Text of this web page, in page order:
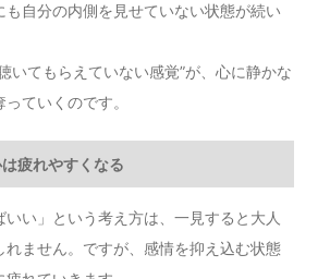
も自分の内側を見せていない状態が続い
いてもらえていない感覚”が、心に静かな
ていくのです。
疲れやすくなる
いい」という考え方は、一見すると大人
れません。ですが、感情を抑え込む状態